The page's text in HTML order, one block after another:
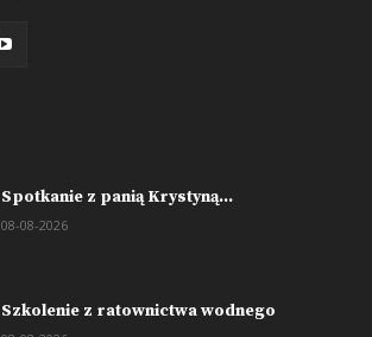
Spotkanie z panią Krystyną...
08-08-2026
Szkolenie z ratownictwa wodnego